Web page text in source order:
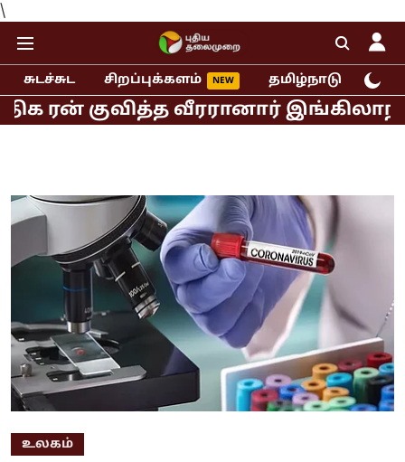
\
சுடச்சுட சிறப்புக்களம் தமிழ்நாடு
குவித்த வீரரானார் இங்கிலாந்து
உலகம்